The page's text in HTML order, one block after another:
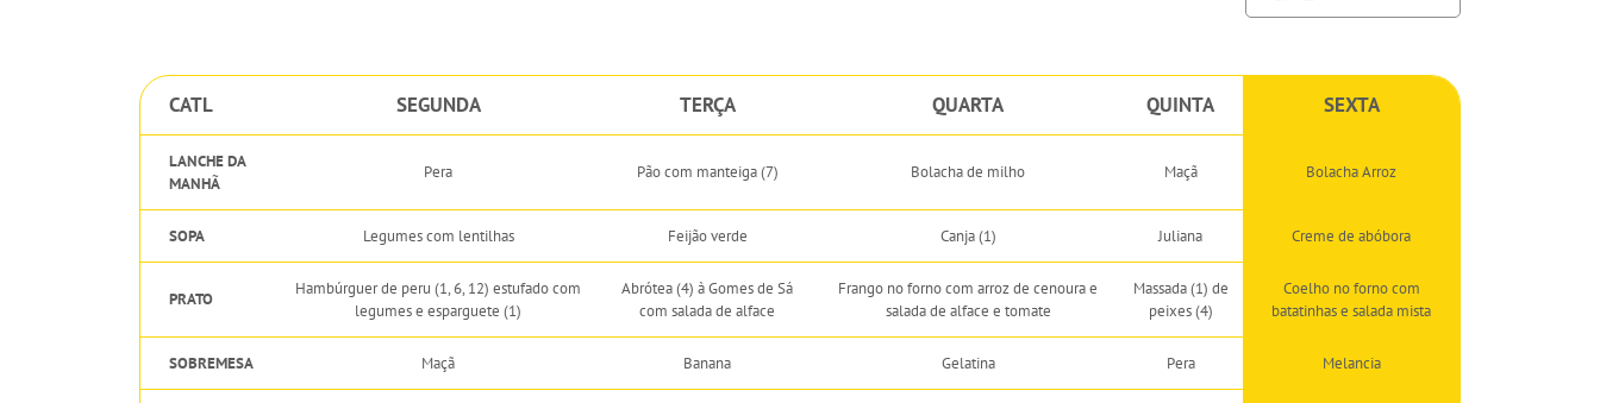
CATL SEGUNDA TERÇA QUARTA QUINTA SEXTA
LANCHE DA
MANHÃ
Pera Pão com manteiga (7) Bolacha de milho Maçã Bolacha Arroz
SOPA Legumes com lentilhas Feijão verde Canja (1) Juliana Creme de abóbora
PRATO
Hambúrguer de peru (1, 6, 12) estufado com
legumes e esparguete (1)
Abrótea (4) à Gomes de Sá
com salada de alface
Frango no forno com arroz de cenoura e
salada de alface e tomate
Massada (1) de
peixes (4)
Coelho no forno com
batatinhas e salada mista
SOBREMESA Maçã Banana Gelatina Pera Melancia